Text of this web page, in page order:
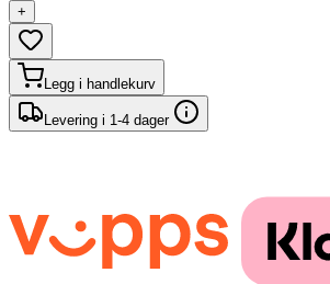
+
Legg i handlekurv
Levering i 1-4 dager